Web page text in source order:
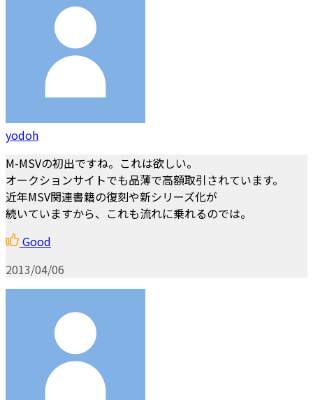
yodoh
M-MSVの初出ですね。これは欲しい。
オークションサイトでも品薄で高額取引されています。
近年MSV関連書籍の復刻や新シリーズ化が
続いていますから、これも流れに乗れるのでは。
Good
2013/04/06